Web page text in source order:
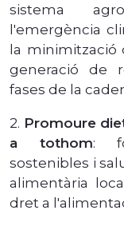
sistema
l'emergència
la minimització
generació de
fases de la
2. Promoure
a tothom:
sostenibles i
alimentària
dret a